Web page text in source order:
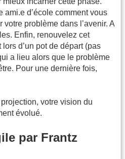
ami.e d’école comment vous
problème dans l’avenir. A
Enfin, renouvelez cet
d’un pot de départ (pas
a lieu alors que le problème
Pour une dernière fois,
votre vision du
évolué.
par Frantz